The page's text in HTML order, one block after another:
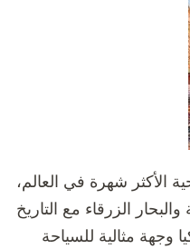
الأكثر شهرة في العالم،
الزرقاء مع التاريخ
وجهة مثالية للسياحة